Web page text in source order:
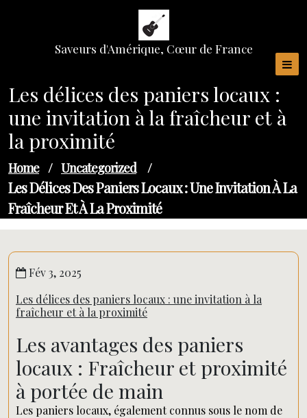
Saveurs d'Amérique, Cœur de France
Les délices des paniers locaux :
une invitation à la fraîcheur et à
la proximité
Home / Uncategorized /
Les Délices Des Paniers Locaux : Une Invitation À La
Fraîcheur Et À La Proximité
Fév 3, 2025
Les délices des paniers locaux : une invitation à la
fraîcheur et à la proximité
Les avantages des paniers
locaux : Fraîcheur et proximité
à portée de main
Les paniers locaux, également connus sous le nom de